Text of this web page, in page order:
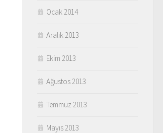
Ocak 2014
Aralık 2013
Ekim 2013
Ağustos 2013
Temmuz 2013
Mayıs 2013